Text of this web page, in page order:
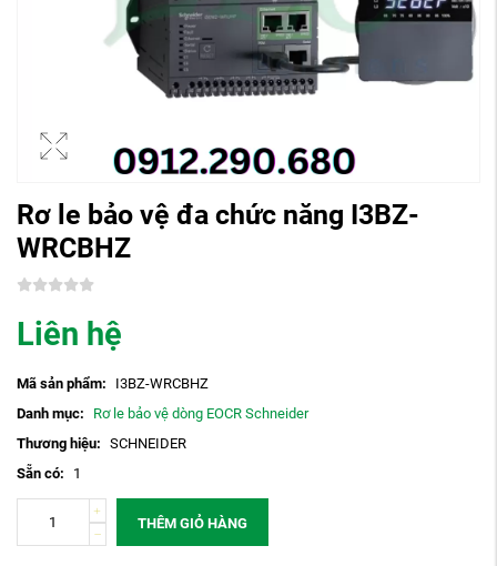
Rơ le bảo vệ đa chức năng I3BZ-
WRCBHZ
Liên hệ
Mã sản phẩm:
I3BZ-WRCBHZ
Danh mục:
Rơ le bảo vệ dòng EOCR Schneider
Thương hiệu: SCHNEIDER
Sẵn có:
1
THÊM GIỎ HÀNG